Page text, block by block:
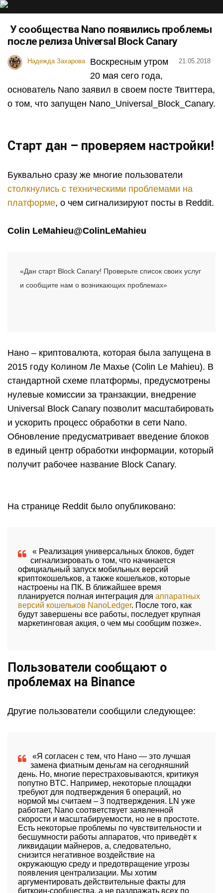
У сообщества Nano появились проблемы
после релиза Universal Block Canary
Надежда Захарова 21.05.2018
Воскресным утром
20 мая сего года,
основатель Nano заявил в своем посте Твиттера,
о том, что запущен Nano_Universal_Block_Canary.
Старт дан – проверяем настройки!
Буквально сразу же многие пользователи
столкнулись с техническими проблемами на
платформе, о чем сигнализируют посты в Reddit.
Colin LeMahieu@ColinLeMahieu
«Дан стартBlock Canary! Проверьте список своих услуг
и сообщите нам о возникающих проблемах»
Нано – криптовалюта, которая была запущена в
2015 году Колином Ле Махье (Colin Le Mahieu). В
стандартной схеме платформы, предусмотрены
нулевые комиссии за транзакции, внедрение
Universal Block Canary позволит масштабировать
и ускорить процесс обработки в сети Nano.
Обновление предусматривает введение блоков
в единый центр обработки информации, который
получит рабочее название Block Canary.
На странице Reddit было опубликовано:
« Реализация универсальных блоков, будет
сигнализировать о том, что начинается
официальный запуск мобильных версий
криптокошельков, а также кошельков, которые
настроены на ПК. В ближайшее время
планируется полная интеграция для аппаратных
версий кошельков NanoLedger. После того, как
будут завершены все работы, последует крупная
маркетинговая акция, о чем мы сообщим позже».
Пользователи сообщают о
проблемах на Binance
Другие пользователи сообщили следующее:
«Я согласен с тем, что Нано — это лучшая
замена фиатным деньгам на сегодняшний
день. Но, многие перестраховываются, критикуя
попутно BTC. Например, некоторые площадки
требуют для подтверждения 6 операций, но
нормой мы считаем – 3 подтверждения. LN уже
работает, Nano соответствует заявленной
скорости и масштабируемости, но не в простоте.
Есть некоторые проблемы по чувствительности и
бесшумности работы аппаратов, что приведёт к
ликвидации майнеров, а, следовательно,
снизится негативное воздействие на
окружающую среду и предотвращение угрозы
появления централизации. Мы хотим
аргументировать действительные факты для
биткоин-сообщества, а не раздражать всех по